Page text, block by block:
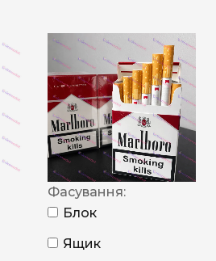
Фасування:
Блок
Ящик